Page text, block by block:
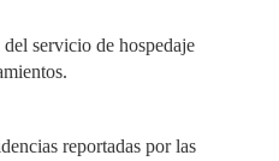
servicio de hospedaje
reportadas por las